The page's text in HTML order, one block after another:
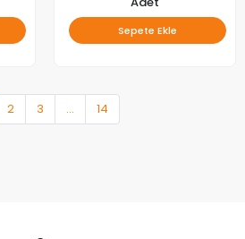
Sepete Ekle
2 3 ... 14